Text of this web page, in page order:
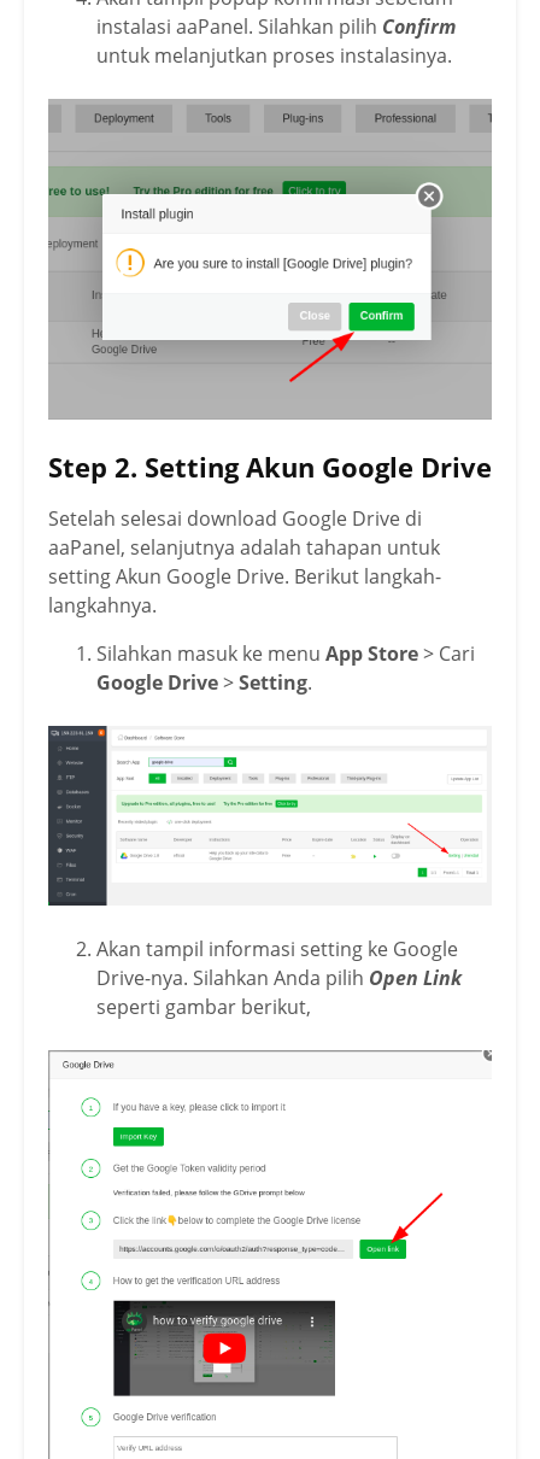
instalasi aaPanel. Silahkan pilih Confirm
untuk melanjutkan proses instalasinya.
Step 2. Setting Akun Google Drive
Setelah selesai download Google Drive di
aaPanel, selanjutnya adalah tahapan untuk
setting Akun Google Drive. Berikut langkah-
langkahnya.
Silahkan masuk ke menu App Store> Cari
Google Drive>Setting.
Akan tampil informasi setting ke Google
Drive-nya. Silahkan Anda pilih Open Link
seperti gambar berikut,